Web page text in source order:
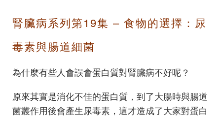
腎臟病系列第19集 – 食物的選擇：尿
毒素與腸道細菌
為什麼有些人會誤會蛋白質對腎臟病不好呢？
原來其實是消化不佳的蛋白質，到了大腸時與腸道
菌叢作用後會產生尿毒素，這才造成了大家對蛋白